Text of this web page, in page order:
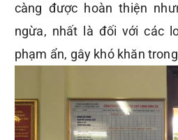
càng được hoàn thiện
ngừa, nhất là đối với các
phạm ẩn, gây khó khăn